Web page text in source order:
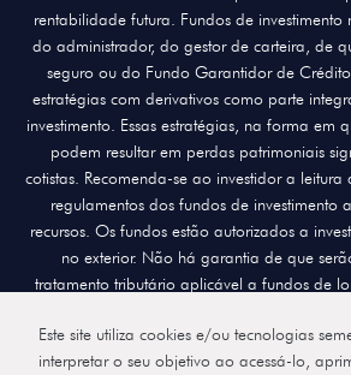
Este site utiliza cookies e/ou tecnologias
interpretar o seu objetivo ao acessá-lo,
rentabilidade futura. Fundos de investimento
do administrador, do gestor de carteira, de
seguro ou do Fundo Garantidor de
estratégias com derivativos como parte
investimento. Essas estratégias, na forma em
podem resultar em perdas patrimoniais
cotistas. Recomenda-se ao investidor a leitura
regulamentos dos fundos de investimento
recursos. Os fundos estão autorizados a
no exterior. Não há garantia de que
tratamento tributário aplicável a fundos de
concentração em ativos de poucos
riscos decorrentes dessa exposição. A